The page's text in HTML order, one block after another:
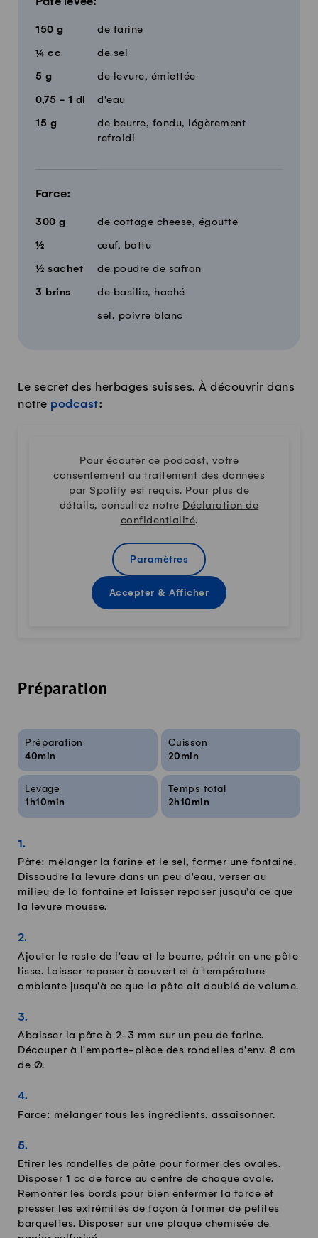
150 g de farine
¼ cc de sel
5 g de levure, émiettée
0,75 - 1 dl d'eau
15 g
de beurre, fondu, légèrement
refroidi
Farce:
300 g de cottage cheese, égoutté
½ œuf, battu
½ sachet de poudre de safran
3 brins de basilic, haché
sel, poivre blanc
Le secret des herbages suisses. À découvrir dans
notre podcast:
Pour écouter ce podcast, votre
consentement au traitement des données
par Spotify est requis. Pour plus de
détails, consultez notre Déclaration de
confidentialité.
Paramètres
Accepter & Afficher
Préparation
Infos sur la recette
Préparation
40min
Cuisson
20min
Levage
1h10min
Temps total
2h10min
Pâte: mélanger la farine et le sel, former une fontaine.
Dissoudre la levure dans un peu d'eau, verser au
milieu de la fontaine et laisser reposer jusqu'à ce que
la levure mousse.
Ajouter le reste de l'eau et le beurre, pétrir en une pâte
lisse. Laisser reposer à couvert et à température
ambiante jusqu'à ce que la pâte ait doublé de volume.
Abaisser la pâte à 2-3 mm sur un peu de farine.
Découper à l'emporte-pièce des rondelles d'env. 8 cm
de Ø.
Farce: mélanger tous les ingrédients, assaisonner.
Etirer les rondelles de pâte pour former des ovales.
Disposer 1 cc de farce au centre de chaque ovale.
Remonter les bords pour bien enfermer la farce et
presser les extrémités de façon à former de petites
barquettes. Disposer sur une plaque chemisée de